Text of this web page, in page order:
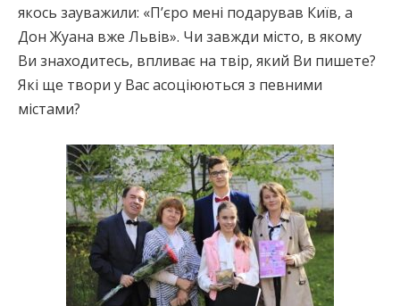
якось зауважили: «П’єро мені подарував Київ, а
Дон Жуана вже Львів». Чи завжди місто, в якому
Ви знаходитесь, впливає на твір, який Ви пишете?
Які ще твори у Вас асоціюються з певними
містами?